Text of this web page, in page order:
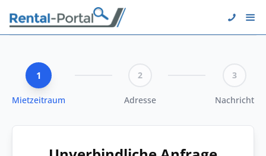
1
Mietzeitraum
2
Adresse
3
Nachricht